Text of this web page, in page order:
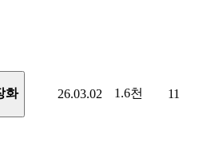
화 26.03.02 1.6천 11